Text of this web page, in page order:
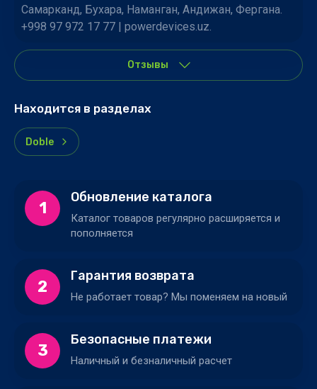
Самарканд, Бухара, Наманган, Андижан, Фергана.
+998 97 972 17 77 | powerdevices.uz.
Отзывы
Находится в разделах
Doble
1
Обновление каталога
Каталог товаров регулярно расширяется и
пополняется
2
Гарантия возврата
Не работает товар? Мы поменяем на новый
3
Безопасные платежи
Наличный и безналичный расчет